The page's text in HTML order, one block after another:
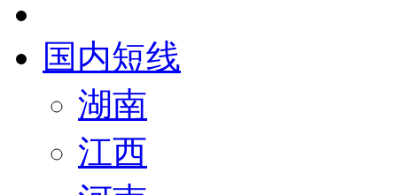
国内短线
湖南
江西